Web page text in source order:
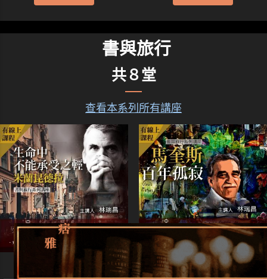
書與旅行
共８堂
查看本系列所有講座
書與旅行
書與旅行